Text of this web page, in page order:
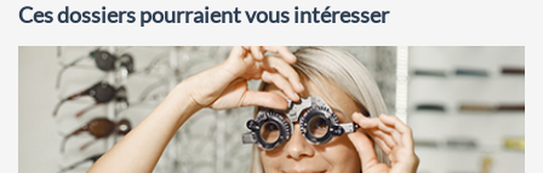
Ces dossiers pourraient vous intéresser